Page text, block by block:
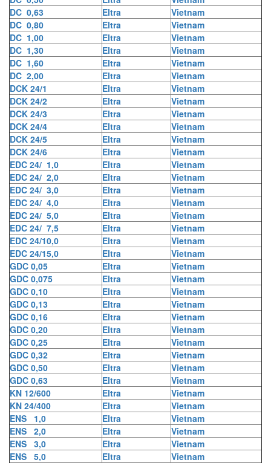
DC 0,63
Eltra
Vietnam
DC 0,80
Eltra
Vietnam
DC 1,00
Eltra
Vietnam
DC 1,30
Eltra
Vietnam
DC 1,60
Eltra
Vietnam
DC 2,00
Eltra
Vietnam
DCK 24/1
Eltra
Vietnam
DCK 24/2
Eltra
Vietnam
DCK 24/3
Eltra
Vietnam
DCK 24/4
Eltra
Vietnam
DCK 24/5
Eltra
Vietnam
DCK 24/6
Eltra
Vietnam
EDC 24/ 1,0
Eltra
Vietnam
EDC 24/ 2,0
Eltra
Vietnam
EDC 24/ 3,0
Eltra
Vietnam
EDC 24/ 4,0
Eltra
Vietnam
EDC 24/ 5,0
Eltra
Vietnam
EDC 24/ 7,5
Eltra
Vietnam
EDC 24/10,0
Eltra
Vietnam
EDC 24/15,0
Eltra
Vietnam
GDC 0,05
Eltra
Vietnam
GDC 0,075
Eltra
Vietnam
GDC 0,10
Eltra
Vietnam
GDC 0,13
Eltra
Vietnam
GDC 0,16
Eltra
Vietnam
GDC 0,20
Eltra
Vietnam
GDC 0,25
Eltra
Vietnam
GDC 0,32
Eltra
Vietnam
GDC 0,50
Eltra
Vietnam
GDC 0,63
Eltra
Vietnam
KN 12/600
Eltra
Vietnam
KN 24/400
Eltra
Vietnam
ENS 1,0
Eltra
Vietnam
ENS 2,0
Eltra
Vietnam
ENS 3,0
Eltra
Vietnam
ENS 5,0
Eltra
Vietnam